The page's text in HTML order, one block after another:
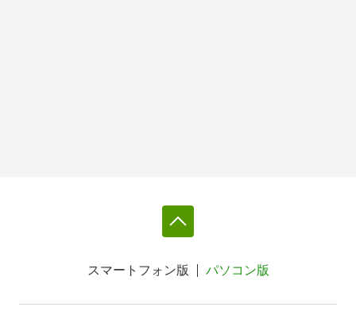
スマートフォン版 パソコン版